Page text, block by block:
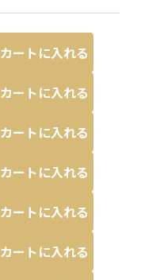
カートに入れる
カートに入れる
カートに入れる
カートに入れる
カートに入れる
カートに入れる